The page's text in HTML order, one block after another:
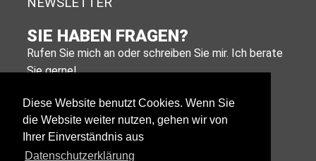
Diese Website benutzt Cookies. Wenn Sie
die Website weiter nutzen, gehen wir von
Ihrer Einverständnis aus
Datenschutzerklärung
SIE HABEN FRAGEN?
Rufen Sie mich an oder schreiben Sie mir. Ich berate
Sie gerne!
E-MAIL SCHREIBEN